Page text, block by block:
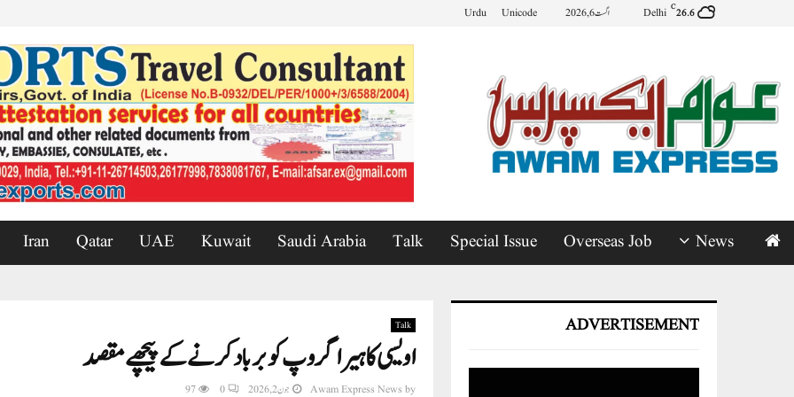
26.6
C
Delhi اگست 6, 2026 Unicode
Urdu
News
Overseas Job
Special Issue
Talk
Saudi Arabia
Kuwait
UAE
Qatar
Iran
Talk
اویسی کا ہیرا گروپ کو برباد کرنے کے پیچھے مقصد
by
Awam Express News جون 2, 2026 0
97
ADVERTISEMENT